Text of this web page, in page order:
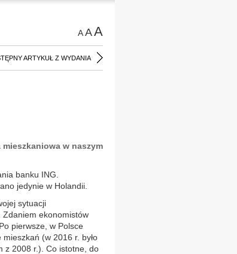
AAA
ARTYKUŁ Z WYDANIA
w naszym
banku ING.
jedynie w Holandii.
sytuacji
Zdaniem ekonomistów
pierwsze, w Polsce
(w 2016 r. było
z 2008 r.). Co istotne, do